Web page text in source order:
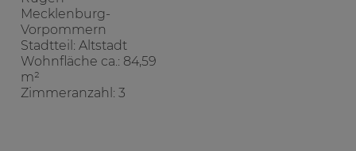
Mecklenburg-
Vorpommern
Stadtteil: Altstadt
Wohnfläche ca.: 84,59
m²
Zimmeranzahl: 3